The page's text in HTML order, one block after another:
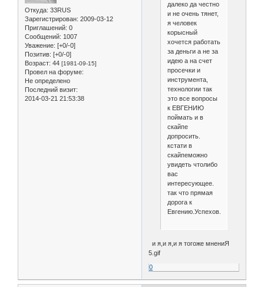
Откуда: 33RUS
Зарегистрирован: 2009-03-12
Приглашений: 0
Сообщений: 1007
Уважение: [+0/-0]
Позитив: [+0/-0]
Возраст: 44 [1981-09-15]
Провел на форуме:
Не определено
Последний визит:
2014-03-21 21:53:38
далеко да честно
и не очень тянет,
я человек
корысный
хочется работать
за деньги а не за
идею а на счет
просечки и
инструмента,
технологии так
это все вопросы
к ЕВГЕНИЮ
поймать и в
скайпе
допросить.
кстати в
скайпеможно
увидеть чтолибо
вас
интересующее.
так что прямая
дорога к
Евгению.Успехов.
и я,и я,и я тогоже мнениЯ
5.gif
0